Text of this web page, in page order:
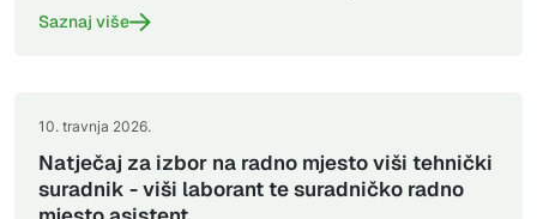
Saznaj više
10. travnja 2026.
Natječaj za izbor na radno mjesto viši tehnički
suradnik - viši laborant te suradničko radno